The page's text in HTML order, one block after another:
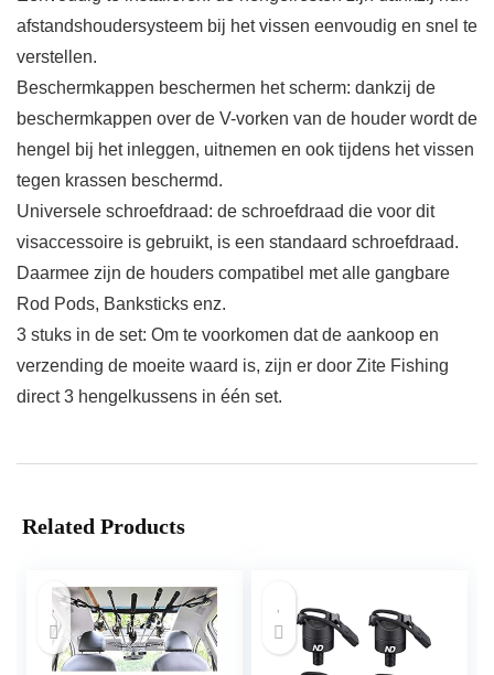
afstandshoudersysteem bij het vissen eenvoudig en snel te
verstellen.
Beschermkappen beschermen het scherm: dankzij de
beschermkappen over de V-vorken van de houder wordt de
hengel bij het inleggen, uitnemen en ook tijdens het vissen
tegen krassen beschermd.
Universele schroefdraad: de schroefdraad die voor dit
visaccessoire is gebruikt, is een standaard schroefdraad.
Daarmee zijn de houders compatibel met alle gangbare
Rod Pods, Banksticks enz.
3 stuks in de set: Om te voorkomen dat de aankoop en
verzending de moeite waard is, zijn er door Zite Fishing
direct 3 hengelkussens in één set.
Related Products